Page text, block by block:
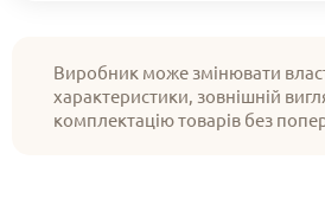
Виробник може змінювати
характеристики, зовнішній
комплектацію товарів без